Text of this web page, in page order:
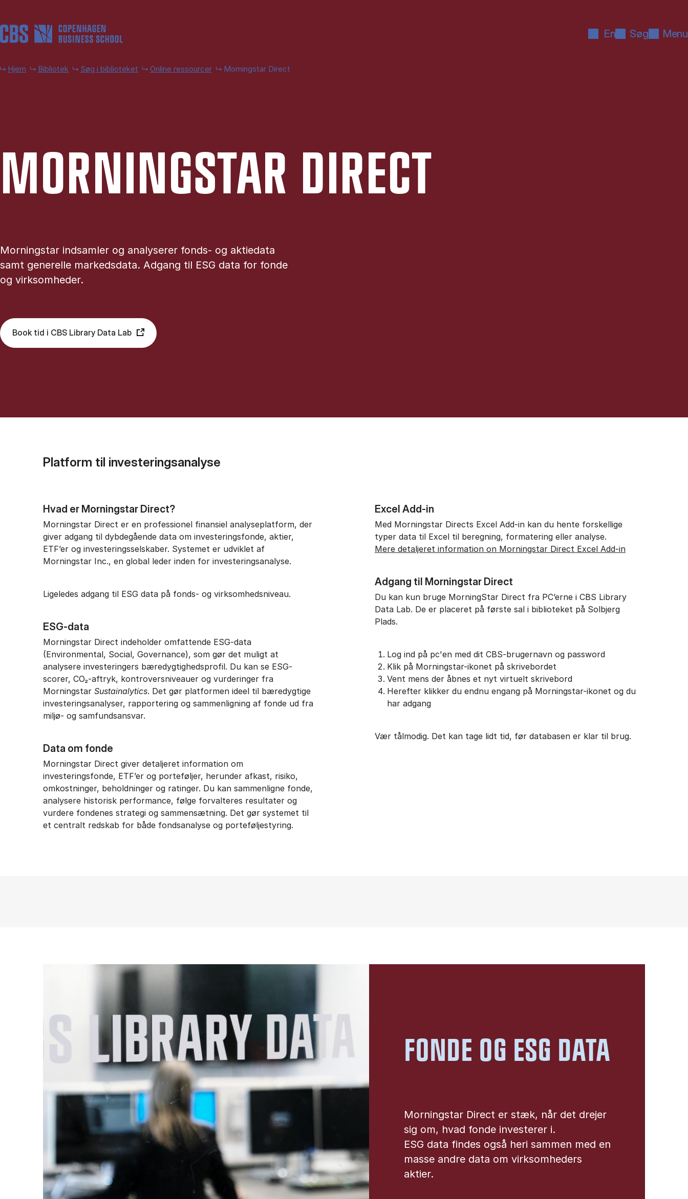
En Søg Menu
Hjem Bibliotek Søg i biblioteket Online ressourcer Morningstar Direct
MOR­NINGS­TAR DI­RECT
Morningstar indsamler og analyserer fonds- og aktiedata
samt generelle markedsdata. Adgang til ESG data for fonde
og virksomheder.
Book tid i CBS Library Data Lab
Platform til investeringsanalyse
Hvad er Morningstar Direct?
Morningstar Direct er en professionel finansiel analyseplatform, der
giver adgang til dybdegående data om investeringsfonde, aktier,
ETF’er og investeringsselskaber. Systemet er udviklet af
Morningstar Inc., en global leder inden for investeringsanalyse.
Ligeledes adgang til ESG data på fonds- og virksomhedsniveau.
ESG-data
Morningstar Direct indeholder omfattende ESG-data
(Environmental, Social, Governance), som gør det muligt at
analysere investeringers bæredygtighedsprofil. Du kan se ESG-
scorer, CO₂-aftryk, kontroversniveauer og vurderinger fra
Morningstar Sustainalytics. Det gør platformen ideel til bæredygtige
investeringsanalyser, rapportering og sammenligning af fonde ud fra
miljø- og samfundsansvar.
Data om fonde
Morningstar Direct giver detaljeret information om
investeringsfonde, ETF’er og porteføljer, herunder afkast, risiko,
omkostninger, beholdninger og ratinger. Du kan sammenligne fonde,
analysere historisk performance, følge forvalteres resultater og
vurdere fondenes strategi og sammensætning. Det gør systemet til
et centralt redskab for både fondsanalyse og porteføljestyring.
Excel Add-in
Med Morningstar Directs Excel Add-in kan du hente forskellige
typer data til Excel til beregning, formatering eller analyse.
Mere detaljeret information on Morningstar Direct Excel Add-in
Adgang til Morningstar Direct
Du kan kun bruge MorningStar Direct fra PC’erne i CBS Library
Data Lab. De er placeret på første sal i biblioteket på Solbjerg
Plads.
Log ind på pc'en med dit CBS-brugernavn og password
Klik på Morningstar-ikonet på skrivebordet
Vent mens der åbnes et nyt virtuelt skrivebord
Herefter klikker du endnu engang på Morningstar-ikonet og du
har adgang
Vær tålmodig. Det kan tage lidt tid, før databasen er klar til brug.
FONDE OG ESG DATA
Morningstar Direct er stæk, når det drejer
sig om, hvad fonde investerer i.
ESG data findes også heri sammen med en
masse andre data om virksomheders
aktier.